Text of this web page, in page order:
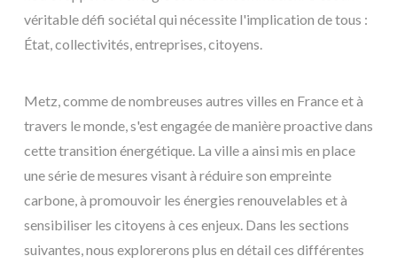
véritable défi sociétal qui nécessite l'implication de tous :
État, collectivités, entreprises, citoyens.
Metz, comme de nombreuses autres villes en France et à
travers le monde, s'est engagée de manière proactive dans
cette transition énergétique. La ville a ainsi mis en place
une série de mesures visant à réduire son empreinte
carbone, à promouvoir les énergies renouvelables et à
sensibiliser les citoyens à ces enjeux. Dans les sections
suivantes, nous explorerons plus en détail ces différentes